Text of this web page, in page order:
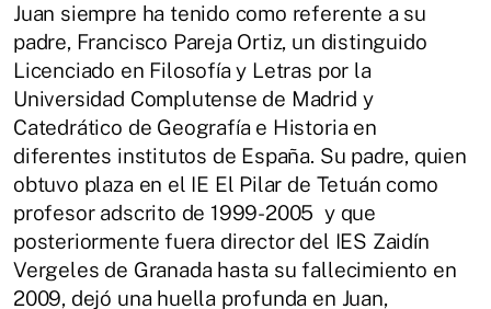
Juan siempre ha tenido como referente a su
padre, Francisco Pareja Ortiz, un distinguido
Licenciado en Filosofía y Letras por la
Universidad Complutense de Madrid y
Catedrático de Geografía e Historia en
diferentes institutos de España. Su padre, quien
obtuvo plaza en el IE El Pilar de Tetuán como
profesor adscrito de 1999-2005 y que
posteriormente fuera director del IES Zaidín
Vergeles de Granada hasta su fallecimiento en
2009, dejó una huella profunda en Juan,